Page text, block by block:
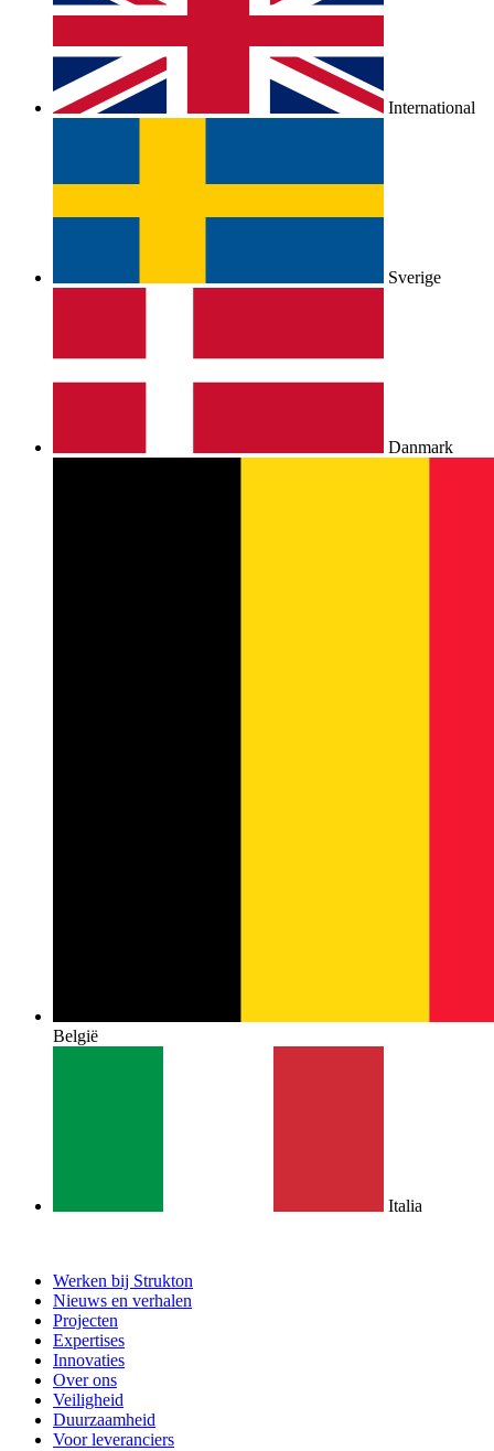
International
Sverige
Danmark
België
Italia
Werken bij Strukton
Nieuws en verhalen
Projecten
Expertises
Innovaties
Over ons
Veiligheid
Duurzaamheid
Voor leveranciers